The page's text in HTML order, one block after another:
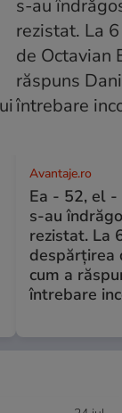
Avantaje.ro
Ea - 52, el -
s-au
rezistat. La
despărțirea
cum a
întrebare